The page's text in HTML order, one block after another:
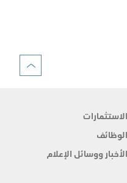
الاستثمارات
الوظائف
الأخبار ووسائل الإعلام